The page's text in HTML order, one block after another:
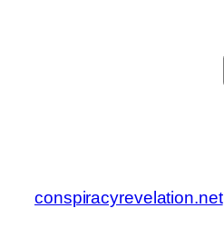
conspiracyrevelation.net